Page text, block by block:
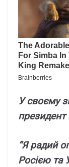
У cвоємy
пpeзидeнт
“Я paдий
Pоcією тa